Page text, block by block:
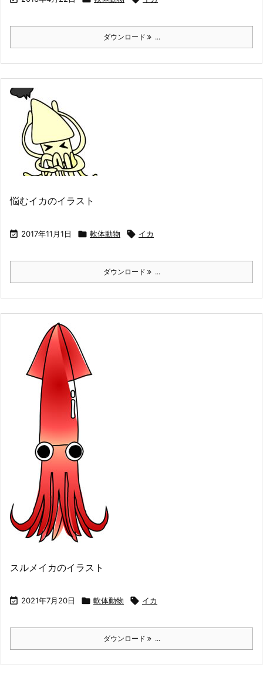
ダウンロード ...
悩むイカのイラスト
 2017年11月1日  軟体動物  イカ
ダウンロード ...
スルメイカのイラスト
 2021年7月20日  軟体動物  イカ
ダウンロード ...